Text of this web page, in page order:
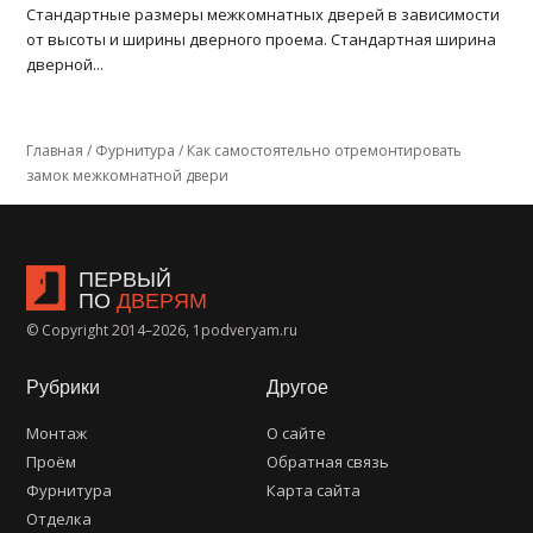
Стандартные размеры межкомнатных дверей в зависимости
от высоты и ширины дверного проема. Стандартная ширина
дверной...
Главная / Фурнитура / Как самостоятельно отремонтировать
замок межкомнатной двери
ПЕРВЫЙ
ПО ДВЕРЯМ
© Copyright 2014–2026, 1podveryam.ru
Другое
О сайте
Обратная связь
Карта сайта
Рубрики
Монтаж
Проём
Фурнитура
Отделка